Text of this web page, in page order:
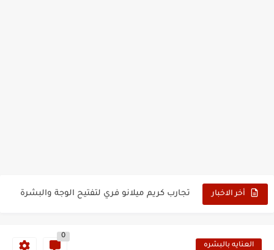
أخر الاخبار تجارب كريم ميلانو فري لتفتيح الوجة والبشرة
أفضل تونر طبيعي قابض للمسام للبشرة الدهنية العنايه بالبشره
0